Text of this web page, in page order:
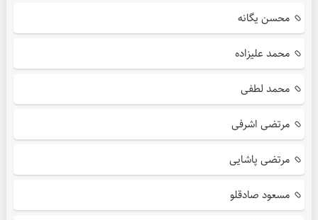
محسن یگانه
محمد علیزاده
محمد لطفی
مرتضی اشرفی
مرتضی پاشایی
مسعود صادقلو